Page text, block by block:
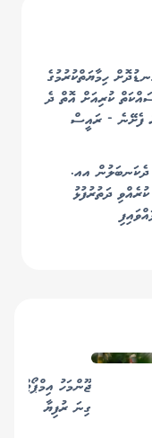
ހިމާޔަތްކުރުމުގެ
ކުރިއަށް އޮތް ދެ
ފެށޭނެ - ރައީސް
އއ.
ކުރެއްވި ދަތުރުފުޅު
ގިނަ ރުފިޔާ